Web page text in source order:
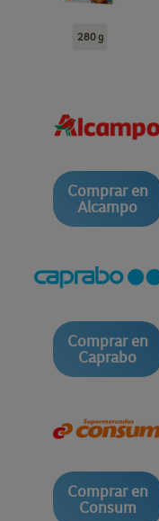
280 g
Comprar en
Alcampo
Comprar en
Caprabo
Comprar en
Consum